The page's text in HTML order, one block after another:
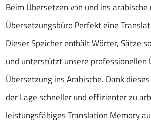
Beim Übersetzen von und ins
Übersetzungsbüro Perfekt eine
Dieser Speicher enthält Wörter, Sätze
und unterstützt unsere professionellen
Übersetzung ins Arabische. Dank
der Lage schneller und effizienter zu
leistungsfähiges Translation Memory